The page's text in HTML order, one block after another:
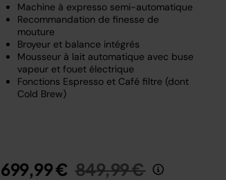
Machine à expresso semi-automatique
Recommandation de finesse de
mouture
Broyeur et balance intégrés
Mousseur à lait automatique avec buse
vapeur et fouet électrique
Fonctions Espresso et Café filtre (dont
Cold Brew)
699,99 € Prix réduit de
849,99 €au